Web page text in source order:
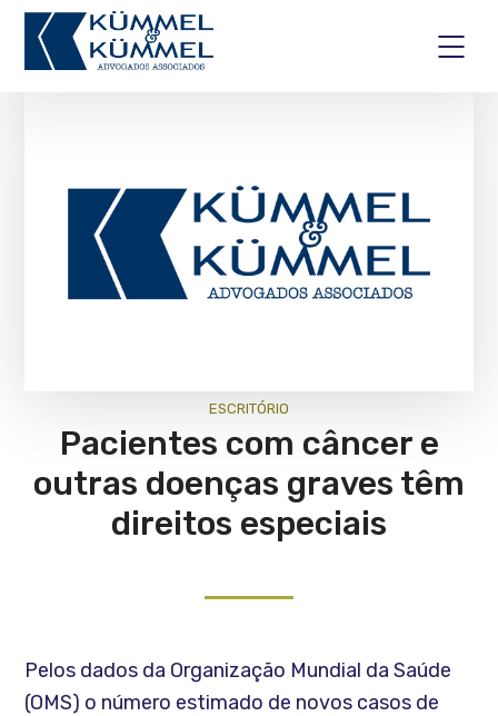
ESCRITÓRIO
Pacientes com câncer e
outras doenças graves têm
direitos especiais
Pelos dados da Organização Mundial da Saúde
(OMS) o número estimado de novos casos de